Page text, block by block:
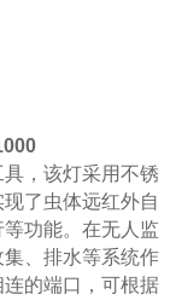
，该灯采用不锈
了虫体远红外自
功能。在无人监
、排水等系统作
的端口，可根据